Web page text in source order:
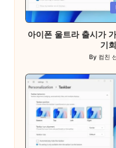
Posted
in
아이폰 울트라 출시가
기
Posted
By 컴친